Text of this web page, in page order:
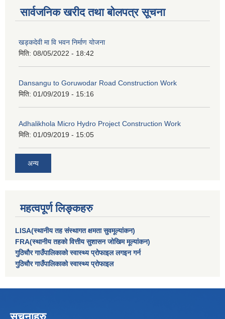
सार्वजनिक खरीद तथा बोलपत्र सूचना
खड्कदेवी मा वि भवन निर्माण योजना
मिति: 08/05/2022 - 18:42
Dansangu to Goruwodar Road Construction Work
मिति: 01/09/2019 - 15:16
Adhalikhola Micro Hydro Project Construction Work
मिति: 01/09/2019 - 15:05
अन्य
महत्वपूर्ण लिङ्कहरु
LISA(स्थानीय तह संस्थागत क्षमता सुवमूल्यांकन)
FRA(स्थानीय तहको वित्तीय सुशासन जोखिम मूल्यांकन)
गुठिचौर गाउँपालिकाको स्वास्थ्य प्रोफाइल लगइन गर्न
गुठिचौर गाउँपालिकाको स्वास्थ्य प्रोफाइल